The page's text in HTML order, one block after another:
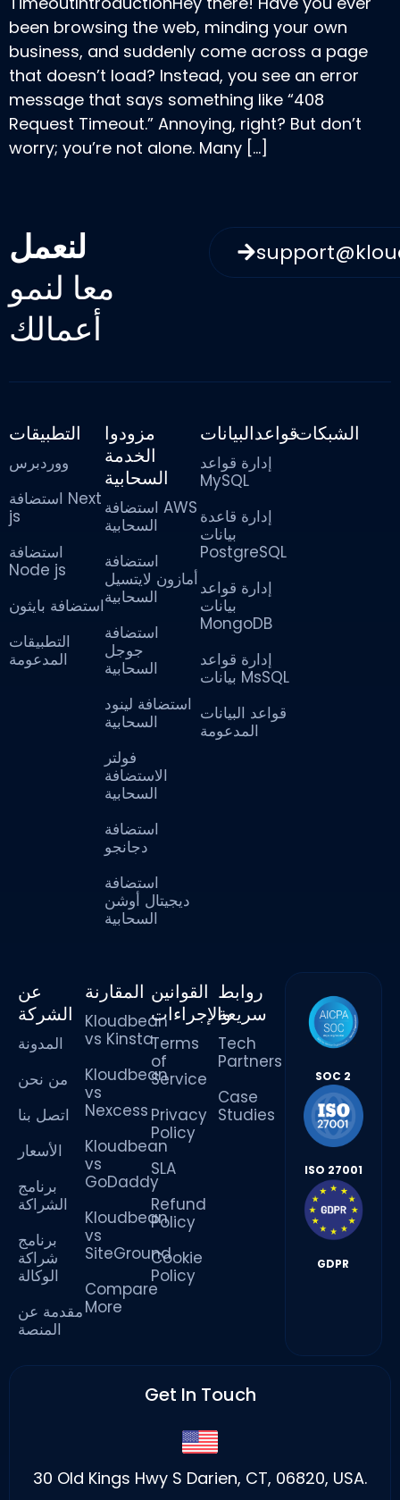
been browsing the web, minding your own
business, and suddenly come across a page
that doesn’t load? Instead, you see an error
message that says something like “408
Request Timeout.” Annoying, right? But don’t
worry; you’re not alone. Many […]
لنعمل
معا لنمو
أعمالك
التطبيقات
ووردبرس
استضافة Next
js
استضافة
Node js
استضافة بايثون
التطبيقات
المدعومة
مزودوا
الخدمة
السحابية
استضافة AWS
السحابية
استضافة
أمازون لايتسيل
السحابية
استضافة
جوجل
السحابية
استضافة لينود
السحابية
فولتر
الاستضافة
السحابية
استضافة
دجانجو
استضافة
ديجيتال أوشن
السحابية
قواعدالبيانات
إدارة قواعد
MySQL
إدارة قاعدة
بيانات
PostgreSQL
إدارة قواعد
بيانات
MongoDB
إدارة قواعد
بيانات MsSQL
قواعد البيانات
المدعومة
الشبكات
عن
الشركة
المدونة
من نحن
اتصل بنا
الأسعار
برنامج
الشراكة
برنامج
شراكة
الوكالة
مقدمة عن
المنصة
المقارنة
Kloudbean
vs Kinsta
Kloudbean
vs
Nexcess
Kloudbean
vs
GoDaddy
Kloudbean
vs
SiteGround
Compare
More
القوانين
والإجراءات
Terms
of
Service
Privacy
Policy
SLA
Refund
Policy
Cookie
Policy
روابط
سريعة
Tech
Partners
Case
Studies
SOC 2
ISO 27001
GDPR
Get In Touch
30 Old Kings Hwy S Darien, CT, 06820, USA.